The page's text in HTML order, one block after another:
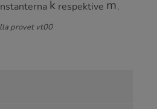
respektive .
provet vt00